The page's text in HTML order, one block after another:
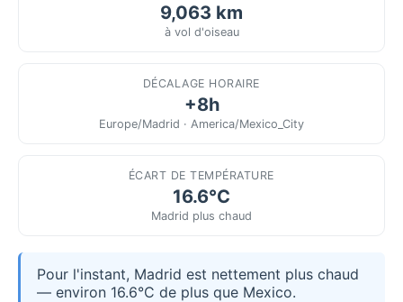
9,063 km
à vol d'oiseau
DÉCALAGE HORAIRE
+8h
Europe/Madrid · America/Mexico_City
ÉCART DE TEMPÉRATURE
16.6°C
Madrid plus chaud
Pour l'instant, Madrid est nettement plus chaud
— environ 16.6°C de plus que Mexico.